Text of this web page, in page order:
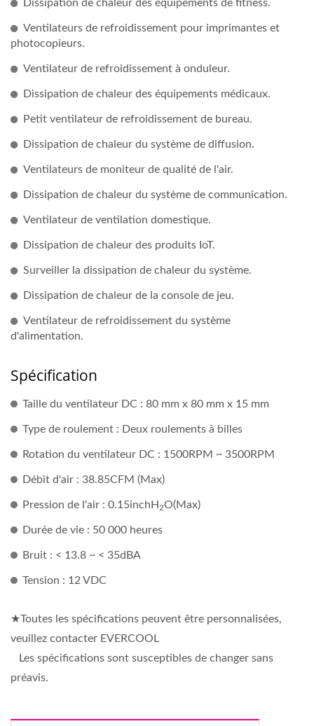
Dissipation de chaleur des équipements de fitness.
Ventilateurs de refroidissement pour imprimantes et
photocopieurs.
Ventilateur de refroidissement à onduleur.
Dissipation de chaleur des équipements médicaux.
Petit ventilateur de refroidissement de bureau.
Dissipation de chaleur du système de diffusion.
Ventilateurs de moniteur de qualité de l'air.
Dissipation de chaleur du système de communication.
Ventilateur de ventilation domestique.
Dissipation de chaleur des produits IoT.
Surveiller la dissipation de chaleur du système.
Dissipation de chaleur de la console de jeu.
Ventilateur de refroidissement du système
d'alimentation.
Spécification
Taille du ventilateur DC : 80 mm x 80 mm x 15 mm
Type de roulement : Deux roulements à billes
Rotation du ventilateur DC : 1500RPM ~ 3500RPM
Débit d'air : 38.85CFM (Max)
Pression de l'air : 0.15inchH 2O(Max)
Durée de vie : 50 000 heures
Bruit : < 13.8 ~ < 35dBA
Tension : 12 VDC
★Toutes les spécifications peuvent être personnalisées,
veuillez contacter EVERCOOL
Les spécifications sont susceptibles de changer sans
préavis.